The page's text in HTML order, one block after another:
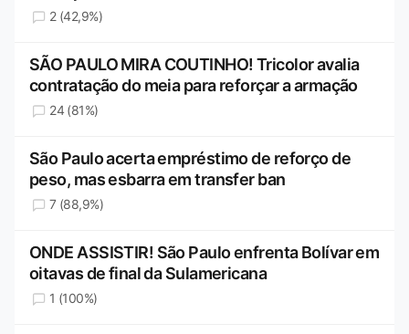
2 (42,9%)
SÃO PAULO MIRA COUTINHO! Tricolor avalia
contratação do meia para reforçar a armação
24 (81%)
São Paulo acerta empréstimo de reforço de
peso, mas esbarra em transfer ban
7 (88,9%)
ONDE ASSISTIR! São Paulo enfrenta Bolívar em
oitavas de final da Sulamericana
1 (100%)